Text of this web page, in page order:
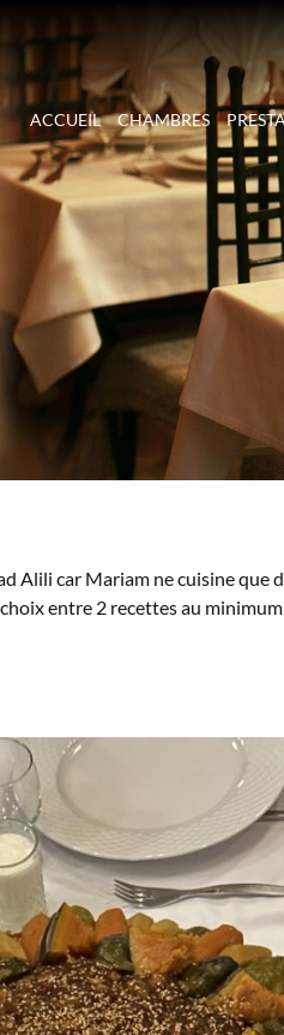
ACCUEIL CHAMBRES
Alili car Mariam ne cuisine
entre 2 recettes au